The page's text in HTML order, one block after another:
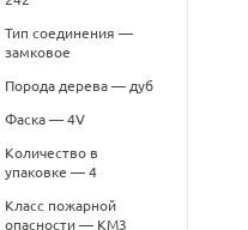
Тип соединения —
замковое
Порода дерева — дуб
Фаска — 4V
Количество в
упаковке — 4
Класс пожарной
опасности — КМ3